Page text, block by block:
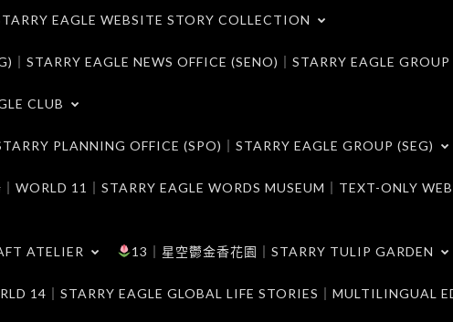
EAGLE WEBSITE STORY COLLECTION
｜STARRY EAGLE NEWS OFFICE (SENO)｜STARRY EAGLE GROUP
CLUB
PLANNING OFFICE (SPO)｜STARRY EAGLE GROUP (SEG)
WORLD 11｜STARRY EAGLE WORDS MUSEUM｜TEXT-ONLY
ATELIER 13｜星空鬱金香花園｜STARRY TULIP GARDEN
14｜STARRY EAGLE GLOBAL LIFE STORIES｜MULTILINGUAL